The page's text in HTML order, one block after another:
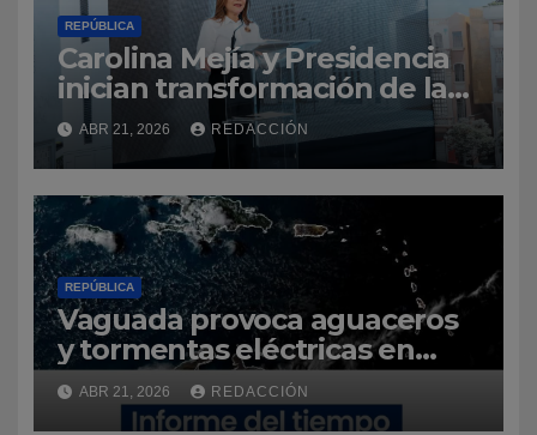
REPÚBLICA
Carolina Mejía y Presidencia
inician transformación de la
Ciudad Colonial con la
construcción del parqueo
José Reyes
ABR 21, 2026 REDACCIÓN
REPÚBLICA
Vaguada provoca aguaceros
y tormentas eléctricas en
varias provincias del país
ABR 21, 2026 REDACCIÓN